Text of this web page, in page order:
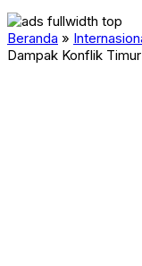
Beranda »
Dampak Konflik